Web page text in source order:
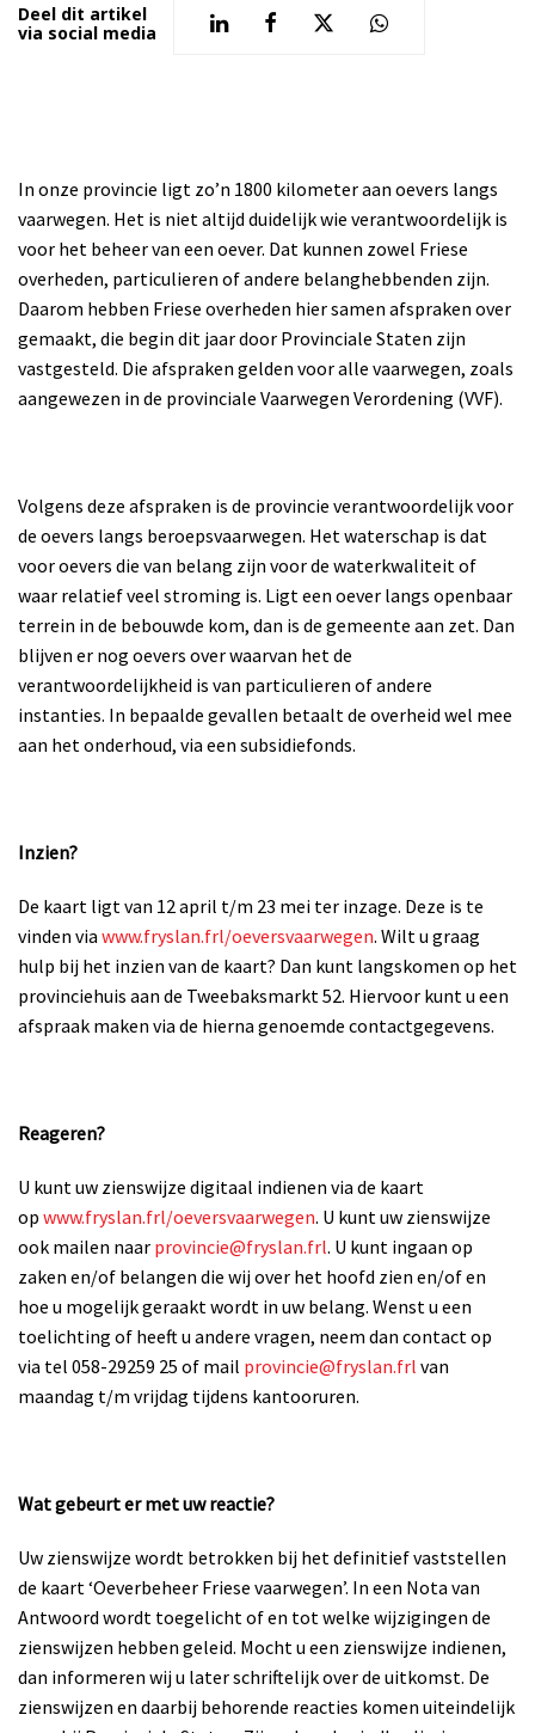
Deel dit artikel
via social media
In onze provincie ligt zo’n 1800 kilometer aan oevers langs
vaarwegen. Het is niet altijd duidelijk wie verantwoordelijk is
voor het beheer van een oever. Dat kunnen zowel Friese
overheden, particulieren of andere belanghebbenden zijn.
Daarom hebben Friese overheden hier samen afspraken over
gemaakt, die begin dit jaar door Provinciale Staten zijn
vastgesteld. Die afspraken gelden voor alle vaarwegen, zoals
aangewezen in de provinciale Vaarwegen Verordening (VVF).
Volgens deze afspraken is de provincie verantwoordelijk voor
de oevers langs beroepsvaarwegen. Het waterschap is dat
voor oevers die van belang zijn voor de waterkwaliteit of
waar relatief veel stroming is. Ligt een oever langs openbaar
terrein in de bebouwde kom, dan is de gemeente aan zet. Dan
blijven er nog oevers over waarvan het de
verantwoordelijkheid is van particulieren of andere
instanties. In bepaalde gevallen betaalt de overheid wel mee
aan het onderhoud, via een subsidiefonds.
Inzien?
De kaart ligt van 12 april t/m 23 mei ter inzage. Deze is te
vinden via www.fryslan.frl/oeversvaarwegen. Wilt u graag
hulp bij het inzien van de kaart? Dan kunt langskomen op het
provinciehuis aan de Tweebaksmarkt 52. Hiervoor kunt u een
afspraak maken via de hierna genoemde contactgegevens.
Reageren?
U kunt uw zienswijze digitaal indienen via de kaart
op www.fryslan.frl/oeversvaarwegen. U kunt uw zienswijze
ook mailen naar provincie@fryslan.frl. U kunt ingaan op
zaken en/of belangen die wij over het hoofd zien en/of en
hoe u mogelijk geraakt wordt in uw belang. Wenst u een
toelichting of heeft u andere vragen, neem dan contact op
via tel 058-29259 25 of mail provincie@fryslan.frl van
maandag t/m vrijdag tijdens kantooruren.
Wat gebeurt er met uw reactie?
Uw zienswijze wordt betrokken bij het definitief vaststellen
de kaart ‘Oeverbeheer Friese vaarwegen’. In een Nota van
Antwoord wordt toegelicht of en tot welke wijzigingen de
zienswijzen hebben geleid. Mocht u een zienswijze indienen,
dan informeren wij u later schriftelijk over de uitkomst. De
zienswijzen en daarbij behorende reacties komen uiteindelijk